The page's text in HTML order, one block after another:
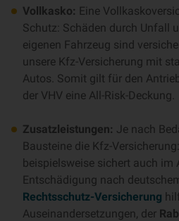
Vollkasko: Eine
Schutz: Schäden durch Unfall
eigenen Fahrzeug sind
unsere Kfz-Versicherung mit
Autos. Somit gilt für den
der VHV eine All-Risk-Deckung.
Zusatzleistungen: Je nach
Bausteine die Kfz-
beispielsweise sichert auch im
Entschädigung nach
Rechtsschutz-Versicherung
Auseinandersetzungen, der